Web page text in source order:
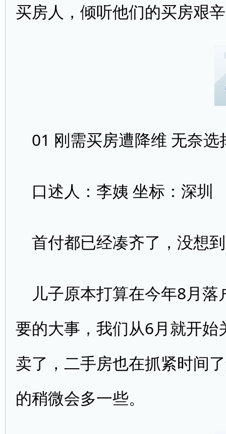
买房人，倾听他们的买房艰
01 刚需买房遭降维 无奈选
口述人：李姨 坐标：深圳
首付都已经凑齐了，没想
儿子原本打算在今年8月
要的大事，我们从6月就开
卖了，二手房也在抓紧时间
的稍微会多一些。